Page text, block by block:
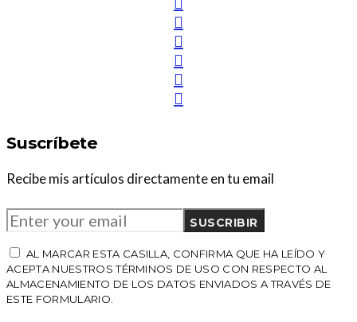
Suscríbete
Recibe mis artículos directamente en tu email
SUSCRIBIR
AL MARCAR ESTA CASILLA, CONFIRMA QUE HA LEÍDO Y
ACEPTA NUESTROS TÉRMINOS DE USO CON RESPECTO AL
ALMACENAMIENTO DE LOS DATOS ENVIADOS A TRAVÉS DE
ESTE FORMULARIO.